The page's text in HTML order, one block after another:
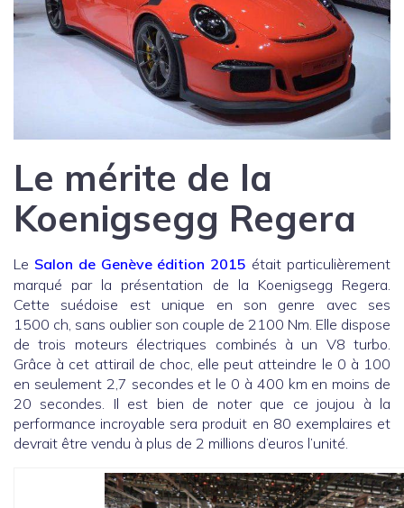
Le mérite de la
Koenigsegg Regera
Le Salon de Genève édition 2015 était particulièrement
marqué par la présentation de la Koenigsegg Regera.
Cette suédoise est unique en son genre avec ses
1500 ch, sans oublier son couple de 2100 Nm. Elle dispose
de trois moteurs électriques combinés à un V8 turbo.
Grâce à cet attirail de choc, elle peut atteindre le 0 à 100
en seulement 2,7 secondes et le 0 à 400 km en moins de
20 secondes. Il est bien de noter que ce joujou à la
performance incroyable sera produit en 80 exemplaires et
devrait être vendu à plus de 2 millions d’euros l’unité.